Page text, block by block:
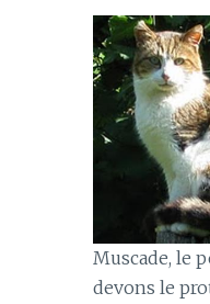
Muscade, le
devons le